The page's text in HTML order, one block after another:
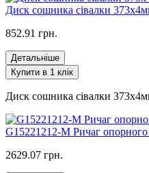
Диск сошника сівалки
852.91 грн.
Детальніше
Купити в 1 клік
Диск сошника сівалки
G15221212-M Ричаг опорного
2629.07 грн.